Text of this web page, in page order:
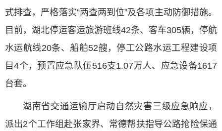
式排查，严格落实“两查两到位”及各项主动防御措施。
目前，湖北停运客运旅游班线42条、客车305辆，停航
水运航线20条、船舶52艘，停工公路水运工程建设项
目4个，预置应急队伍516支1.07万人、应急设备1617
台套。
湖南省交通运输厅启动自然灾害三级应急响应，
派出2个工作组赴张家界、常德帮扶指导公路抢险保通